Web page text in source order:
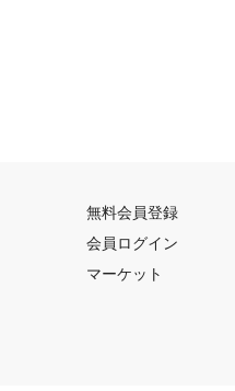
無料会員登録
会員ログイン
マーケット